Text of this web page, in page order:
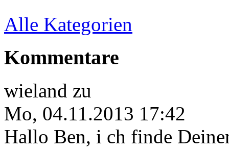
Alle Kategorien
Kommentare
wieland zu
Mo, 04.11.2013 17:42
Hallo Ben, i ch finde